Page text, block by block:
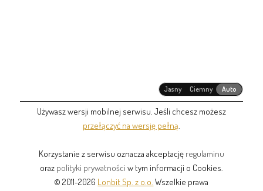
Jasny Ciemny Auto
Używasz wersji mobilnej serwisu. Jeśli chcesz możesz
przełączyć na wersję pełną
Korzystanie z serwisu oznacza akceptację regulaminu
oraz polityki prywatności w tym informacji o Cookies.
© 2011-2026 Lonbit Sp. z o.o. Wszelkie prawa